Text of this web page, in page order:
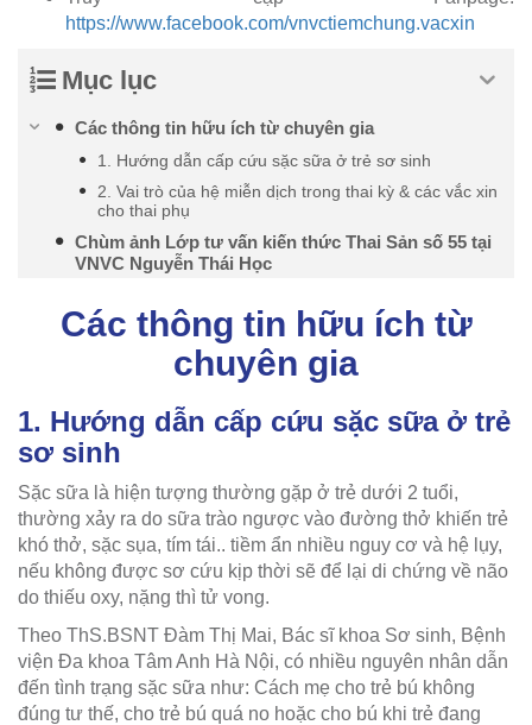
https://www.facebook.com/vnvctiemchung.vacxin
Mục lục
Các thông tin hữu ích từ chuyên gia
1. Hướng dẫn cấp cứu sặc sữa ở trẻ sơ sinh
2. Vai trò của hệ miễn dịch trong thai kỳ & các vắc xin
cho thai phụ
Chùm ảnh Lớp tư vấn kiến thức Thai Sản số 55 tại
VNVC Nguyễn Thái Học
Các thông tin hữu ích từ
chuyên gia
1. Hướng dẫn cấp cứu sặc sữa ở trẻ
sơ sinh
Sặc sữa là hiện tượng thường gặp ở trẻ dưới 2 tuổi,
thường xảy ra do sữa trào ngược vào đường thở khiến trẻ
khó thở, sặc sụa, tím tái.. tiềm ẩn nhiều nguy cơ và hệ lụy,
nếu không được sơ cứu kịp thời sẽ để lại di chứng về não
do thiếu oxy, nặng thì tử vong.
Theo ThS.BSNT Đàm Thị Mai, Bác sĩ khoa Sơ sinh, Bệnh
viện Đa khoa Tâm Anh Hà Nội, có nhiều nguyên nhân dẫn
đến tình trạng sặc sữa như: Cách mẹ cho trẻ bú không
đúng tư thế, cho trẻ bú quá no hoặc cho bú khi trẻ đang